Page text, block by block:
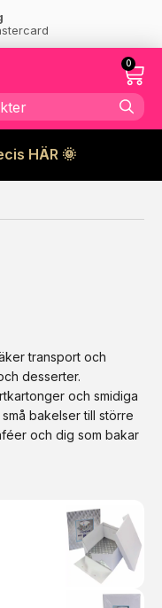
0
HÄR 🌞
transport och
desserter.
och smidiga
bakelser till större
och dig som bakar